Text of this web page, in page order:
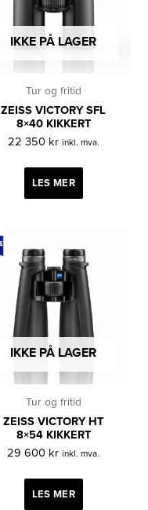
IKKE PÅ LAGER
Tur og fritid
ZEISS VICTORY SFL
8×40 KIKKERT
22 350 kr inkl. mva.
LES MER
IKKE PÅ LAGER
Tur og fritid
ZEISS VICTORY HT
8×54 KIKKERT
29 600 kr inkl. mva.
LES MER